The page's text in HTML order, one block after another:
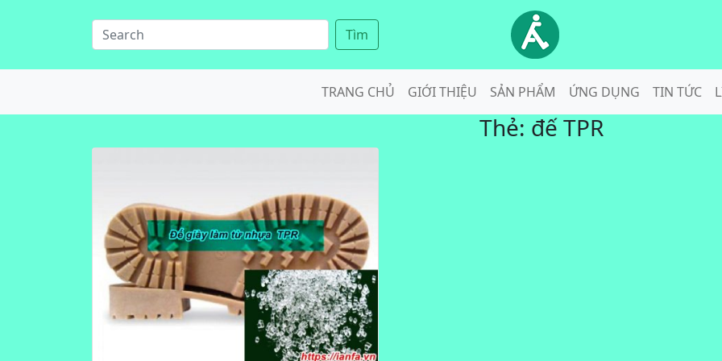
Tìm
TRANG CHỦ GIỚI THIỆU SẢN PHẨM ỨNG DỤNG TIN TỨC
Thẻ: đế TPR